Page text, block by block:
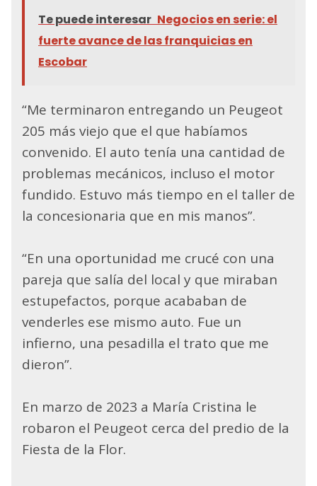
Te puede interesar Negocios en serie: el
fuerte avance de las franquicias en
Escobar
“Me terminaron entregando un Peugeot
205 más viejo que el que habíamos
convenido. El auto tenía una cantidad de
problemas mecánicos, incluso el motor
fundido. Estuvo más tiempo en el taller de
la concesionaria que en mis manos”.
“En una oportunidad me crucé con una
pareja que salía del local y que miraban
estupefactos, porque acababan de
venderles ese mismo auto. Fue un
infierno, una pesadilla el trato que me
dieron”.
En marzo de 2023 a María Cristina le
robaron el Peugeot cerca del predio de la
Fiesta de la Flor.